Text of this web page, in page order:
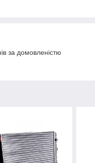
за домовленістю